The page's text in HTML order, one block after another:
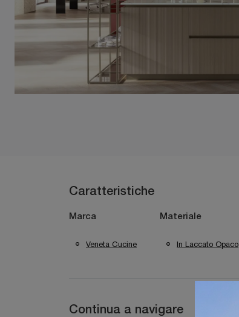
Caratteristiche
Marca
Veneta Cucine
Materiale
In Laccato Opaco
Continua a navigare